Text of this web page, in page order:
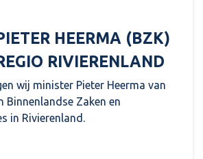
HEERMA (BZK)
RIVIERENLAND
wij minister Pieter Heerma van
Binnenlandse Zaken en
in Rivierenland.
Minister Pieter Heerma (BZK)